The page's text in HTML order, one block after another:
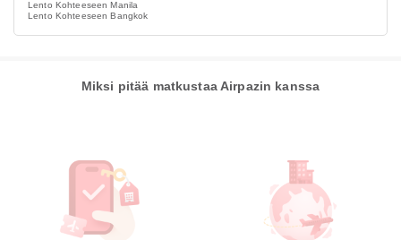
Lento Kohteeseen Manila
Lento Kohteeseen Bangkok
Miksi pitää matkustaa Airpazin kanssa